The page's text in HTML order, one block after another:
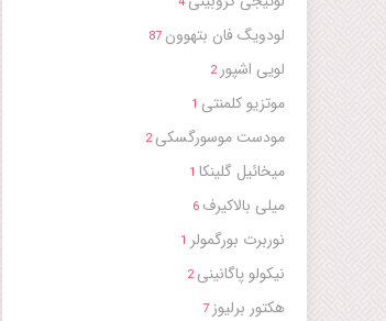
لودویگ فان بتهوون
لویی اشپور 2
موتزیو کلمنتی
مودست موسورگسکی2
میخائیل گلینکا
میلی بالاکیرف
نوربرت بورگمولر
نیکولو پاگانینی2
هکتور برلیوز